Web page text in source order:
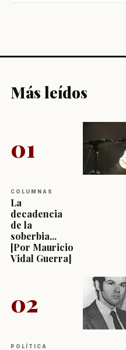
Más leídos
01
COLUMNAS
La
decadencia
de la
soberbia...
[Por Mauricio
Vidal Guerra]
02
POLÍTICA